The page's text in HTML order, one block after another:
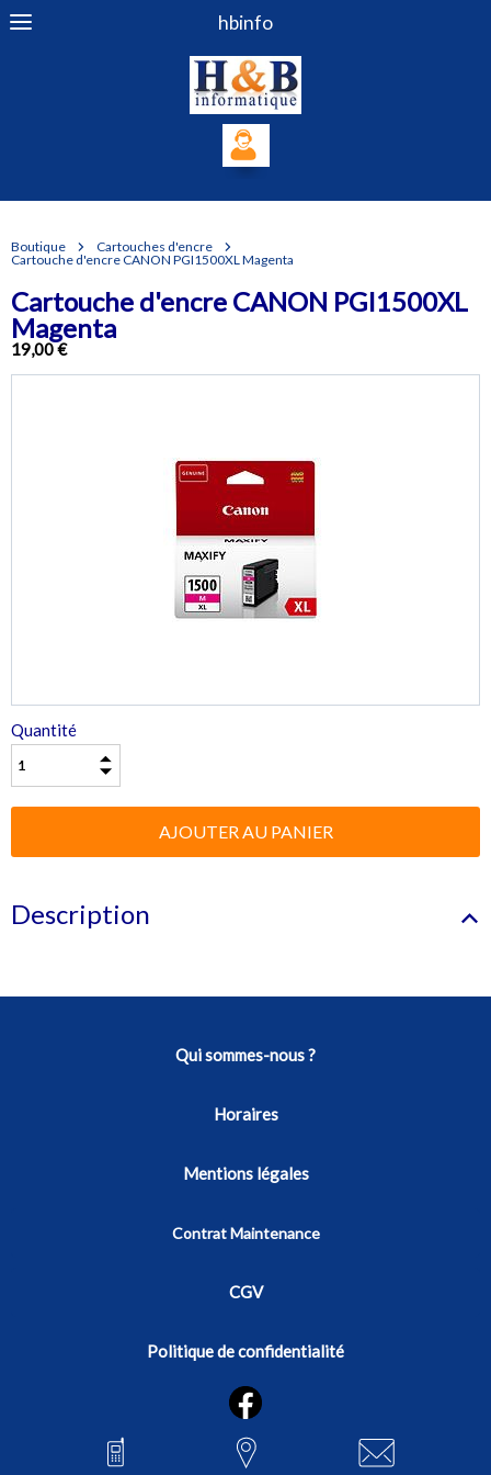
hbinfo
Boutique
Cartouches d'encre
Cartouche d'encre CANON PGI1500XL Magenta
Cartouche d'encre CANON PGI1500XL
Magenta
19,00 €
Quantité
Description
Qui sommes-nous ?
Horaires
Mentions légales
Contrat Maintenance
CGV
Politique de confidentialité